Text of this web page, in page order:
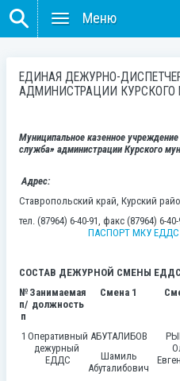
Меню
ЕДИНАЯ ДЕЖУРНО-
АДМИНИСТРАЦИИ
Муниципальное казенное
служба» администрации Курского
Адрес:
Ставропольский край, Курский
тел. (87964) 6-40-91,
ПАСПОРТ МКУ
СОСТАВ ДЕЖУРНОЙ СМЕНЫ
№
п/
п
Занимаемая
должность
Смена 1
1 Оперативный
дежурный
ЕДДС
АБУТАЛИБОВ
Шамиль
Абуталибович